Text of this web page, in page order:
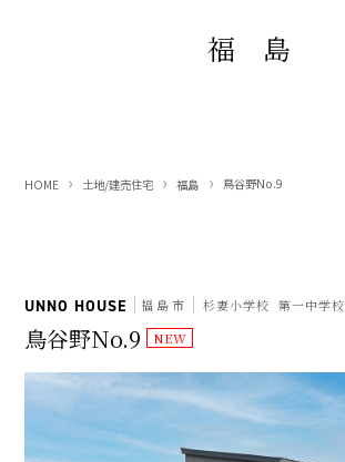
福 島
HOME 土地/建売住宅 福島 鳥谷野No.9
UNNO HOUSE 福島市 杉妻小学校 第一中学校
鳥谷野No.9